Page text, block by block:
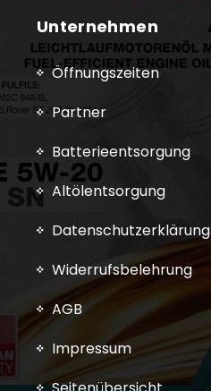
Unternehmen
Öffnungszeiten
Partner
Batterieentsorgung
Altölentsorgung
Datenschutzerklärung
Widerrufsbelehrung
AGB
Impressum